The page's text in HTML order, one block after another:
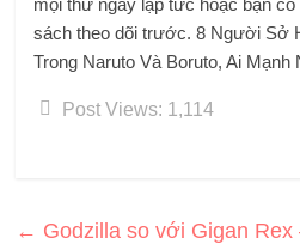
sách theo dõi trước. 8 Người Sở
Trong Naruto Và Boruto, Ai Mạnh
Post Views: 1,114
← Godzilla so với Gigan